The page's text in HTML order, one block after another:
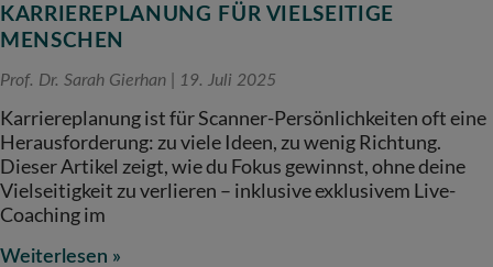
KARRIEREPLANUNG FÜR VIELSEITIGE
MENSCHEN
Prof. Dr. Sarah Gierhan 19. Juli 2025
Karriereplanung ist für Scanner-Persönlichkeiten oft eine
Herausforderung: zu viele Ideen, zu wenig Richtung.
Dieser Artikel zeigt, wie du Fokus gewinnst, ohne deine
Vielseitigkeit zu verlieren – inklusive exklusivem Live-
Coaching im
Weiterlesen »